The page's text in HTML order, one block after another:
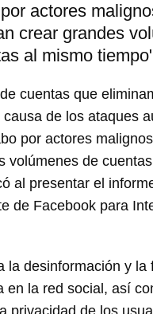
actores
crear grandes
al mismo
cuentas que
de los ataques
por actores
volúmenes de
al presentar el
de Facebook para
la desinformación y la
en la red social, así